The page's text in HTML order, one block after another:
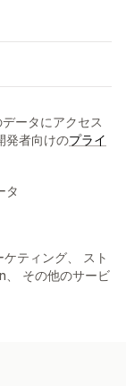
ータにアクセス
発者向けのプライ
タ
ティング、 スト
、 その他のサービ